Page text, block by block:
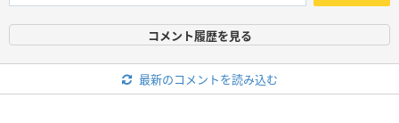
コメント履歴を見る
最新のコメントを読み込む